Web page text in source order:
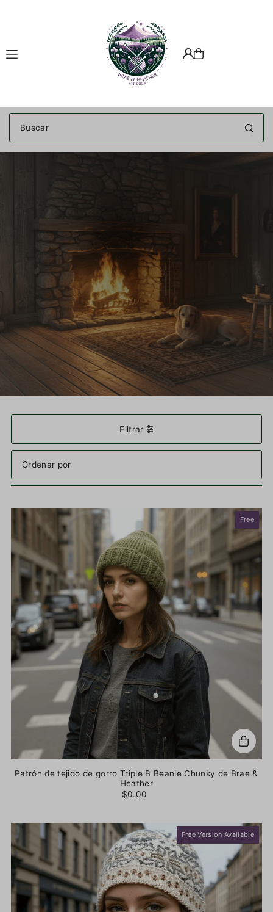
Filtrar
Características
Más relevantes
Más vendidos
Alfabéticamente, A-Z
Alfabéticamente, Z-A
Precio, menor a mayor
Precio, mayor a menor
Fecha: antiguo(a) a reciente
Fecha: reciente a antiguo(a)
Free
Patrón de tejido de gorro Triple B Beanie Chunky de Brae &
Heather
$0.00
Free Version Available